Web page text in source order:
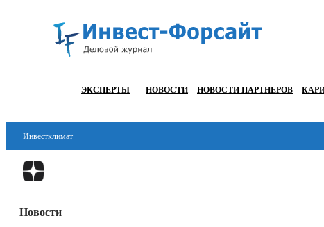
ЭКСПЕРТЫ НОВОСТИ НОВОСТИ ПАРТНЕРОВ
Инвестклимат
Финансы
Блокчейн
Новости